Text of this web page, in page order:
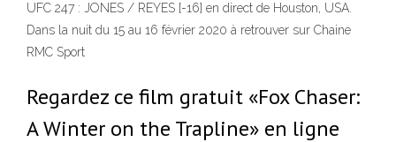
UFC 247 : JONES / REYES [-16] en direct de Houston, USA.
Dans la nuit du 15 au 16 février 2020 à retrouver sur Chaine
RMC Sport
Regardez ce film gratuit «Fox Chaser:
A Winter on the Trapline» en ligne